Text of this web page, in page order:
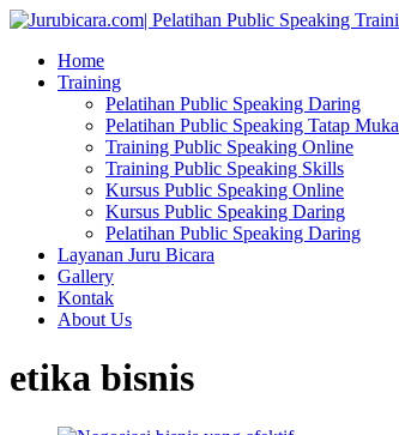
Home
Training
Pelatihan Public Speaking Daring
Pelatihan Public Speaking Tatap Muka
Training Public Speaking Online
Training Public Speaking Skills
Kursus Public Speaking Online
Kursus Public Speaking Daring
Pelatihan Public Speaking Daring
Layanan Juru Bicara
Gallery
Kontak
About Us
etika bisnis